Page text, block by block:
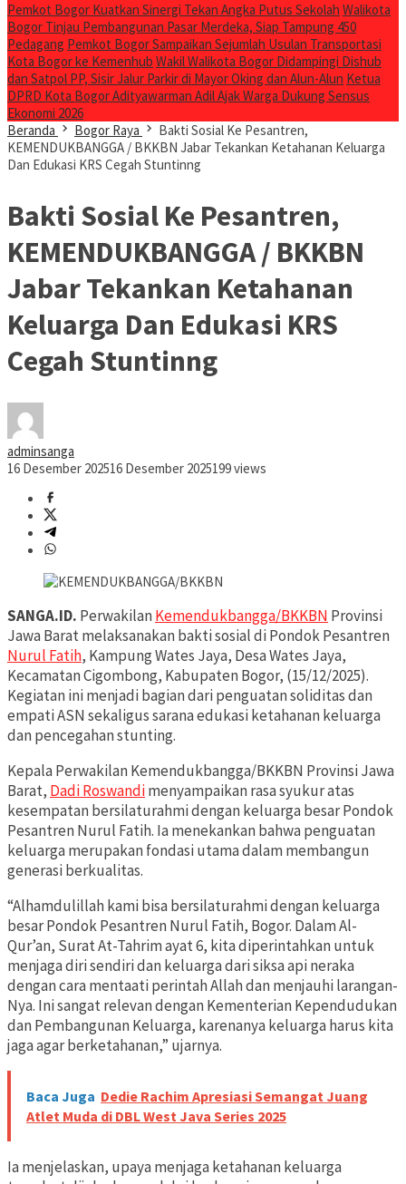
Pemkot Bogor Kuatkan Sinergi Tekan Angka Putus Sekolah Walikota
Bogor Tinjau Pembangunan Pasar Merdeka, Siap Tampung 450
Pedagang Pemkot Bogor Sampaikan Sejumlah Usulan Transportasi
Kota Bogor ke Kemenhub Wakil Walikota Bogor Didampingi Dishub
dan Satpol PP, Sisir Jalur Parkir di Mayor Oking dan Alun-Alun Ketua
DPRD Kota Bogor Adityawarman Adil Ajak Warga Dukung Sensus
Ekonomi 2026
Beranda
Bogor Raya
Bakti Sosial Ke Pesantren,
KEMENDUKBANGGA / BKKBN Jabar Tekankan Ketahanan Keluarga
Dan Edukasi KRS Cegah Stuntinng
Bakti Sosial Ke Pesantren,
KEMENDUKBANGGA / BKKBN
Jabar Tekankan Ketahanan
Keluarga Dan Edukasi KRS
Cegah Stuntinng
adminsanga
16 Desember 202516 Desember 2025199 views
SANGA.ID. PerwakilanKemendukbangga/BKKBN Provinsi
Jawa Barat melaksanakan bakti sosial di Pondok Pesantren
Nurul Fatih, Kampung Wates Jaya, Desa Wates Jaya,
Kecamatan Cigombong, Kabupaten Bogor, (15/12/2025).
Kegiatan ini menjadi bagian dari penguatan soliditas dan
empati ASN sekaligus sarana edukasi ketahanan keluarga
dan pencegahan stunting.
Kepala Perwakilan Kemendukbangga/BKKBN Provinsi Jawa
Barat, Dadi Roswandimenyampaikan rasa syukur atas
kesempatan bersilaturahmi dengan keluarga besar Pondok
Pesantren Nurul Fatih. Ia menekankan bahwa penguatan
keluarga merupakan fondasi utama dalam membangun
generasi berkualitas.
“Alhamdulillah kami bisa bersilaturahmi dengan keluarga
besar Pondok Pesantren Nurul Fatih, Bogor. Dalam Al-
Qur’an, Surat At-Tahrim ayat 6, kita diperintahkan untuk
menjaga diri sendiri dan keluarga dari siksa api neraka
dengan cara mentaati perintah Allah dan menjauhi larangan-
Nya. Ini sangat relevan dengan Kementerian Kependudukan
dan Pembangunan Keluarga, karenanya keluarga harus kita
jaga agar berketahanan,” ujarnya.
Baca Juga Dedie Rachim Apresiasi Semangat Juang
Atlet Muda di DBL West Java Series 2025
Ia menjelaskan, upaya menjaga ketahanan keluarga